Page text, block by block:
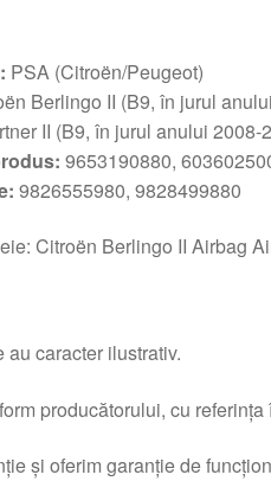
PSA (Citroën/Peugeot)
Berlingo II (B9, în jurul
II (B9, în jurul anului 2008-
9653190880,
9826555980, 9828499880
Citroën Berlingo II Airbag
caracter ilustrativ.
producătorului, cu
și oferim garanție de